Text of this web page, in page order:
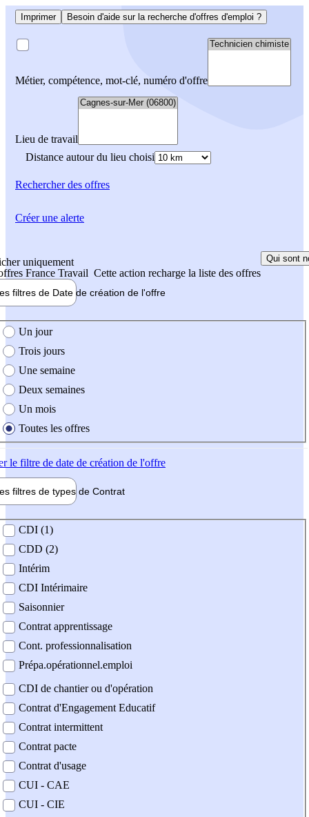
Imprimer Besoin d'aide sur la recherche d'offres d'emploi ?
Métier, compétence, mot-clé, numéro d'offre
Lieu de travail
Distance autour du lieu choisi
Rechercherdes offres
uniquement
France Travail Cette action recharge la liste des offres
Qui sont
filtres de Date de création de l'offre
création de l'offre
Un jour
Trois jours
Une semaine
Deux semaines
Un mois
Toutes les offres
le filtre de date de création de l'offre
filtres de types de Contrat
contrat
CDI (1)
CDD (2)
Intérim
CDI Intérimaire
Saisonnier
Contrat apprentissage
Cont. professionnalisation
Prépa.opérationnel.emploi
CDI de chantier ou d'opération
Contrat d'Engagement Educatif
Contrat intermittent
Contrat pacte
Contrat d'usage
CUI - CAE
CUI - CIE
Créer une alerte